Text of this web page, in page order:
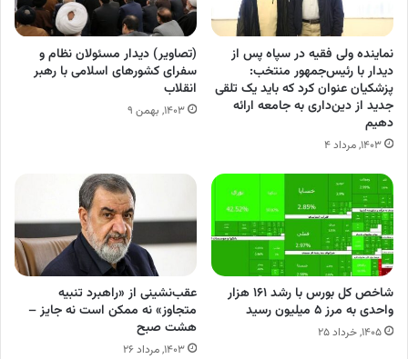
نماینده ولی فقیه در سپاه پس از
دیدار با رئیس‌جمهور منتخب:
پزشکیان عنوان کرد که باید یک تلقی
جدید از دین‌داری به جامعه ارائه
دهیم
۱۴۰۳, مرداد ۴
(تصاویر) دیدار مسئولان نظام و
سفرای کشورهای اسلامی با رهبر
انقلاب
۱۴۰۳, بهمن ۹
شاخص کل بورس با رشد ۱۶۱ هزار
واحدی به مرز ۵ میلیون رسید
۱۴۰۵, خرداد ۲۵
عقب‌نشینی از «راهبرد تنبیه
متجاوز» نه ممکن است نه جایز –
هشت صبح
۱۴۰۳, مرداد ۲۶